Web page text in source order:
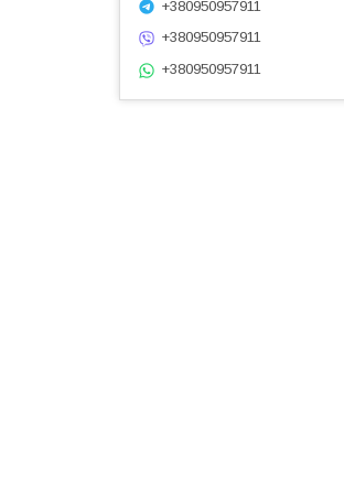
+380950957911
+380950957911
+380950957911